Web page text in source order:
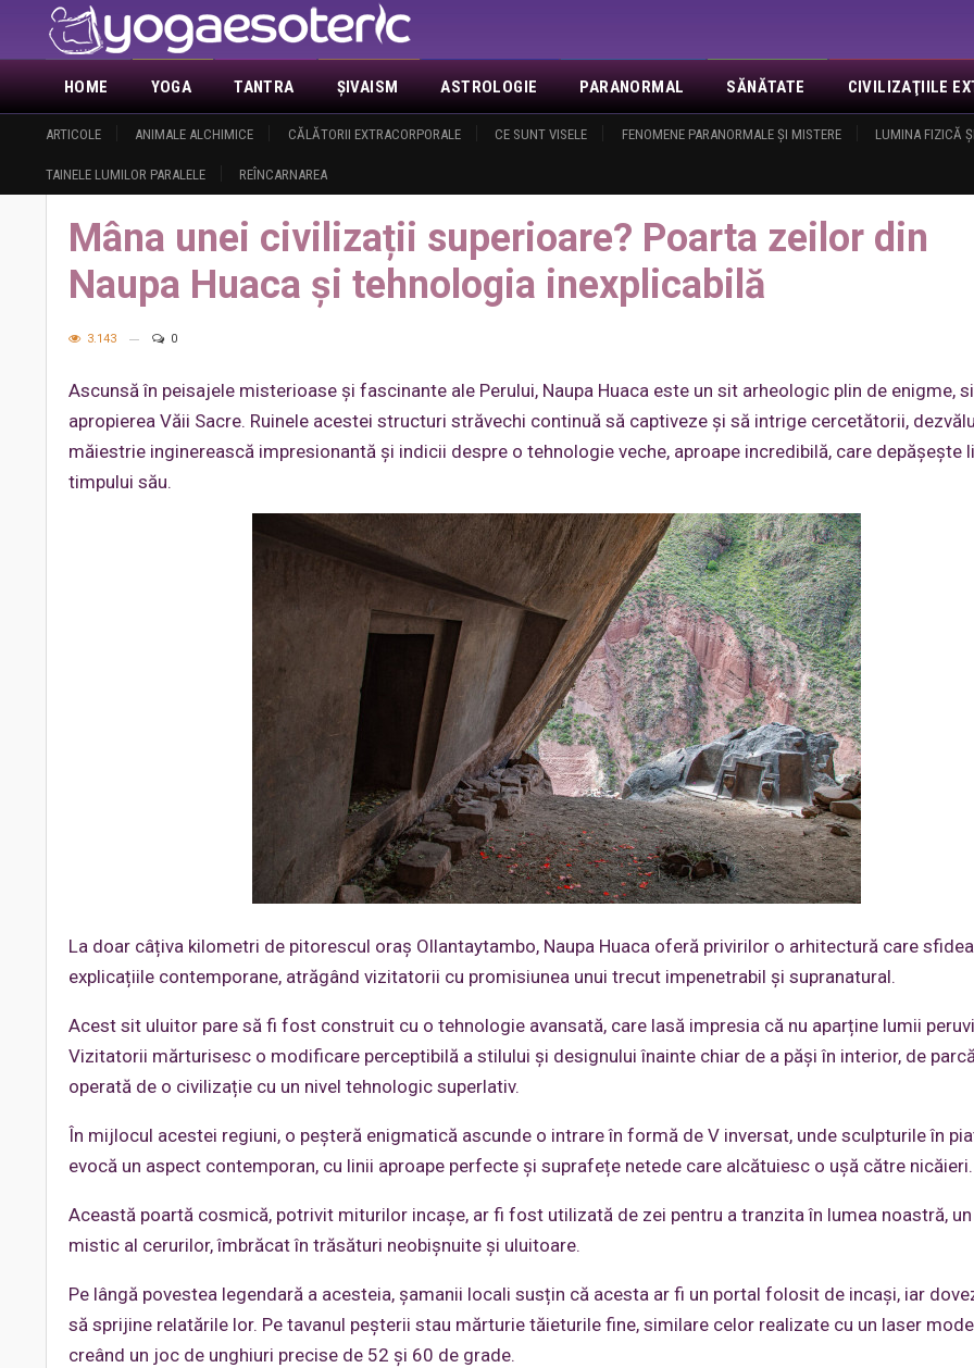
HOME
ACTUALITATE DEMASCAREA MASONERIEI ANUNŢURI DESPRE NOI EVENIMENTE REVELAŢII MISA CONTACT LOGIN
YOGA TANTRA ŞIVAISM ASTROLOGIE PARANORMAL
ARTICOLE ANIMALE ALCHIMICE CĂLĂTORII EXTRACORPORALE CE SUNT VISELE FENOMENE PARANORMALE ŞI MISTERE LUMINA FIZICĂ
TAINELE LUMILOR PARALELE REÎNCARNAREA
SĂNĂTATE CIVILIZAŢIILE
Home Paranormal Marile enigme ale omenirii
Mâna unei civilizații superioare? Poarta zeilor din
Naupa Huaca și tehnologia inexplicabilă
3.143 0
Ascunsă în peisajele misterioase și fascinante ale Perului, Naupa Huaca este un sit arheologic plin de enigme,
apropierea Văii Sacre. Ruinele acestei structuri străvechi continuă să captiveze și să intrige cercetătorii,
măiestrie inginerească impresionantă și indicii despre o tehnologie veche, aproape incredibilă, care depășește
timpului său.
La doar câțiva kilometri de pitorescul oraș Ollantaytambo, Naupa Huaca oferă privirilor o arhitectură care
explicațiile contemporane, atrăgând vizitatorii cu promisiunea unui trecut impenetrabil și supranatural.
Acest sit uluitor pare să fi fost construit cu o tehnologie avansată, care lasă impresia că nu aparține lumii
Vizitatorii mărturisesc o modificare perceptibilă a stilului și designului înainte chiar de a păși în interior, de
operată de o civilizație cu un nivel tehnologic superlativ.
În mijlocul acestei regiuni, o peșteră enigmatică ascunde o intrare în formă de V inversat, unde sculpturile în
evocă un aspect contemporan, cu linii aproape perfecte și suprafețe netede care alcătuiesc o ușă către nicăieri.
Această poartă cosmică, potrivit miturilor incașe, ar fi fost utilizată de zei pentru a tranzita în lumea noastră,
mistic al cerurilor, îmbrăcat în trăsături neobișnuite și uluitoare.
Pe lângă povestea legendară a acesteia, șamanii locali susțin că acesta ar fi un portal folosit de incași, iar
să sprijine relatările lor. Pe tavanul peșterii stau mărturie tăieturile fine, similare celor realizate cu un laser
creând un joc de unghiuri precise de 52 și 60 de grade.